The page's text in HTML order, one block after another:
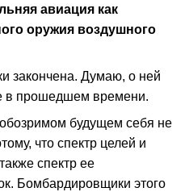
авиация как
оружия воздушного
закончена. Думаю, о ней
в прошедшем времени.
будущем себя не
что спектр целей и
спектр ее
Бомбардировщики этого